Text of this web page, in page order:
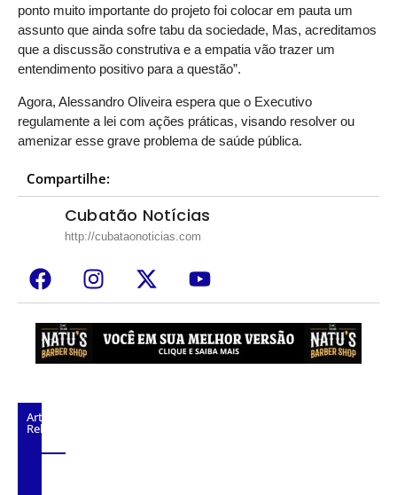
ponto muito importante do projeto foi colocar em pauta um
assunto que ainda sofre tabu da sociedade, Mas, acreditamos
que a discussão construtiva e a empatia vão trazer um
entendimento positivo para a questão”.
Agora, Alessandro Oliveira espera que o Executivo
regulamente a lei com ações práticas, visando resolver ou
amenizar esse grave problema de saúde pública.
Compartilhe:
Cubatão Notícias
http://cubataonoticias.com
Artigos
Relacionados